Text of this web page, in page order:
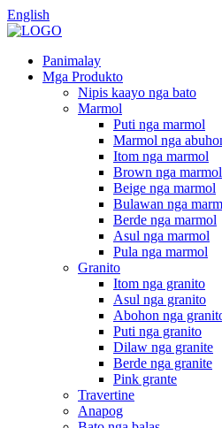
English
Panimalay
Mga Produkto
Nipis kaayo nga bato
Marmol
Puti nga marmol
Marmol nga
Itom nga marmol
Brown nga marmol
Beige nga marmol
Bulawan nga
Berde nga marmol
Asul nga marmol
Pula nga marmol
Granito
Itom nga granito
Asul nga granito
Abohon nga
Puti nga granito
Dilaw nga granite
Berde nga granite
Pink grante
Travertine
Anapog